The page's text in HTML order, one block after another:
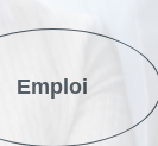
Emploi